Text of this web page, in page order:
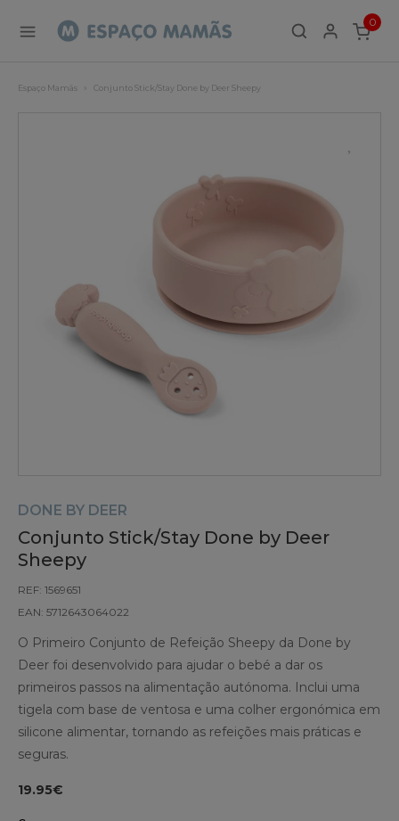
0
ITEMS
Espaço Mamãs Conjunto Stick/Stay Done by Deer Sheepy
DONE BY DEER
Conjunto Stick/Stay Done by Deer
Sheepy
REF: 1569651
EAN: 5712643064022
O Primeiro Conjunto de Refeição Sheepy da Done by
Deer foi desenvolvido para ajudar o bebé a dar os
primeiros passos na alimentação autónoma. Inclui uma
tigela com base de ventosa e uma colher ergonómica em
silicone alimentar, tornando as refeições mais práticas e
seguras.
19.95€